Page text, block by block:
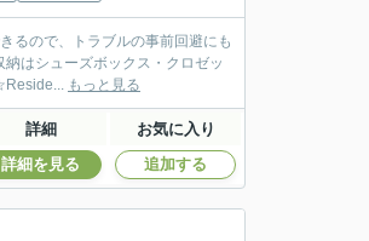
るので、トラブルの事前回避にも
はシューズボックス・クロゼッ
もっと見る
詳細 お気に入り
詳細を見る 追加する